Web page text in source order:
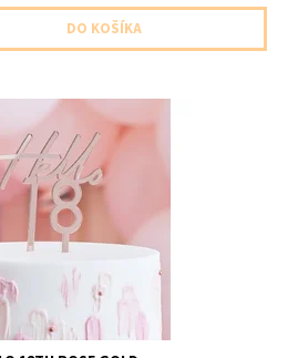
1ks v baleni dlzka 13x10cm